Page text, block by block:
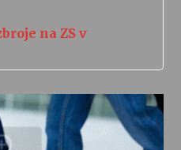
na ZS v